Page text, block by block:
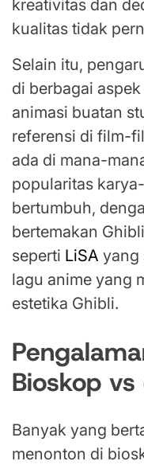
kreativitas dan
kualitas tidak
Selain itu,
di berbagai
animasi buatan
referensi di film-
ada di mana-
popularitas
bertumbuh,
bertemakan
seperti LiSA yang
lagu anime yang
estetika Ghibli.
Bioskop
Banyak yang
menonton di